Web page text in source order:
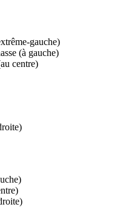
gauche)
(à gauche)
centre)